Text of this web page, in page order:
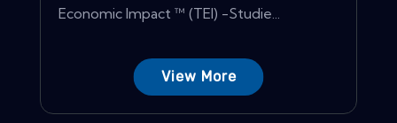
Economic Impact ™ (TEI) -Studie...
View More